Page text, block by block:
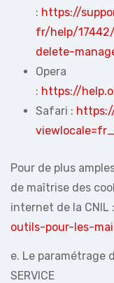
: https://
fr/help/
delete-
Opera
: https://
Safari :
Pour de plus
de maîtrise des
internet de la CNIL :
outils-pour-les-
e. Le paramétrage
SERVICE